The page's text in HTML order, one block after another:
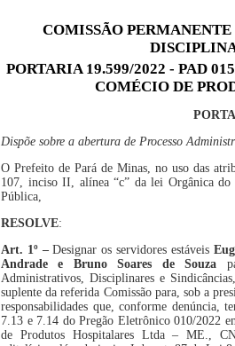
COMISSÃO
PORTARIA 19.599/2022 - PAD
COMÉCIO DE
Dispõe sobre a abertura de Processo
O Prefeito de Pará de Minas, no uso das
107, inciso II, alínea “c” da lei Orgânica
Pública,
RESOLVE:
Art. 1º –Designar os servidores estáveis
Andrade e Bruno Soares de Souza
Administrativos, Disciplinares e Sindicâncias,
suplente da referida Comissão para, sob a
responsabilidades que,conforme denúncia,
7.13 e 7.14 do Pregão Eletrônico 010/2022
de Produtos Hospitalares Ltda – ME.,